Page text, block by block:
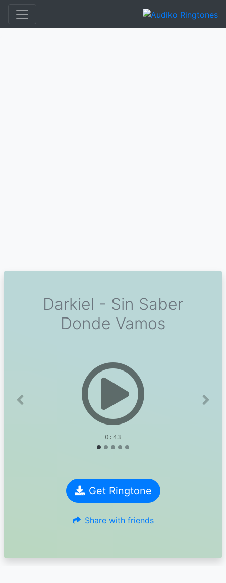
Darkiel - Sin Saber
Donde Vamos
0:43
Previous Next
Get Ringtone
Share with friends